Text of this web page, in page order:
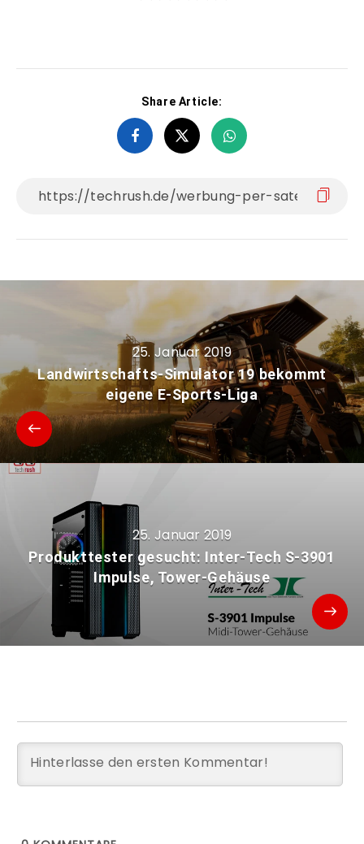
Share Article:
25. Januar 2019
Landwirtschafts-Simulator 19 bekommt
eigene E-Sports-Liga
25. Januar 2019
Produkttester gesucht: Inter-Tech S-3901
Impulse, Tower-Gehäuse